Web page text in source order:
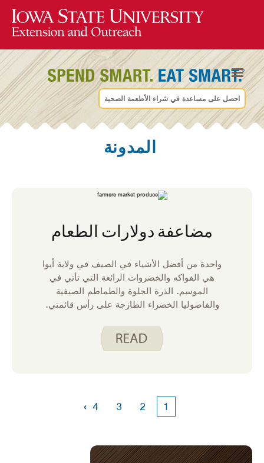
احصل على مساعدة في شراء الأطعمة الصحية
المدونة
مضاعفة دولارات الطعام
واحدة من أفضل الأشياء في الصيف في ولاية أيوا
هي الفواكه والخضروات الرائعة التي تأتي في
الموسم. الذرة الحلوة والطماطم الصيفية
والفاصوليا الخضراء الطازجة على رأس قائمتي.
يساعد سكان أيوا الذين يشاركون في برنامج
1
2
3
4
›